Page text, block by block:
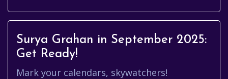
Surya Grahan in September 2025:
Get Ready!
Mark your calendars, skywatchers!